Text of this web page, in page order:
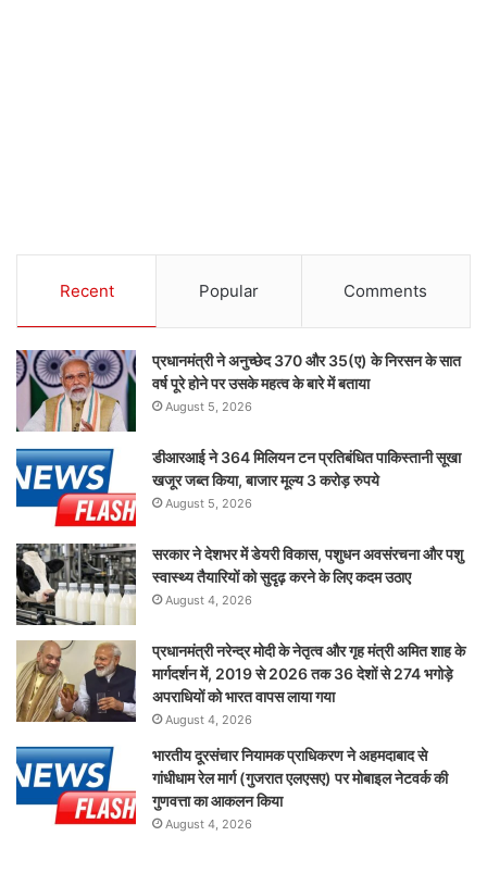
Recent Popular Comments
प्रधानमंत्री ने अनुच्छेद 370 और 35(ए) के निरसन के सात
वर्ष पूरे होने पर उसके महत्व के बारे में बताया
August 5, 2026
डीआरआई ने 364 मिलियन टन प्रतिबंधित पाकिस्तानी सूखा
खजूर जब्त किया, बाजार मूल्य 3 करोड़ रुपये
August 5, 2026
सरकार ने देशभर में डेयरी विकास, पशुधन अवसंरचना और पशु
स्वास्थ्य तैयारियों को सुदृढ़ करने के लिए कदम उठाए
August 4, 2026
प्रधानमंत्री नरेन्द्र मोदी के नेतृत्व और गृह मंत्री अमित शाह के
मार्गदर्शन में, 2019 से 2026 तक 36 देशों से 274 भगोड़े
अपराधियों को भारत वापस लाया गया
August 4, 2026
भारतीय दूरसंचार नियामक प्राधिकरण ने अहमदाबाद से
गांधीधाम रेल मार्ग (गुजरात एलएसए) पर मोबाइल नेटवर्क की
गुणवत्ता का आकलन किया
August 4, 2026